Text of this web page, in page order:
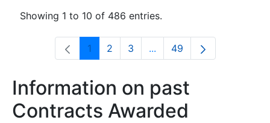
Showing 1 to 10 of 486 entries.
Page
1 Page
2 Page
3 ...Intermediate Pages Use
Page
49
Information on past
Contracts Awarded